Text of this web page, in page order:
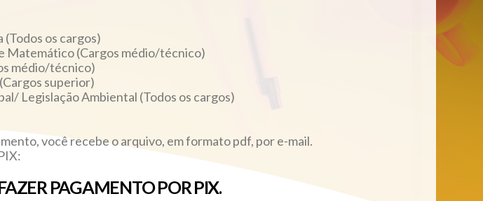
os cargos)
Matemático (Cargos médio/técnico)
médio/técnico)
superior)
Legislação Ambiental (Todos os cargos)
você recebe o arquivo, em formato pdf, por e-mail.
PAGAMENTO POR PIX.